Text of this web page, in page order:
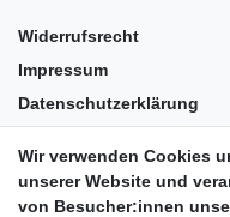
Widerrufsrecht
Impressum
Datenschutzerklärung
Barrierefreiheit
Wir verwenden Cookies
unserer Website und
von Besucher:innen